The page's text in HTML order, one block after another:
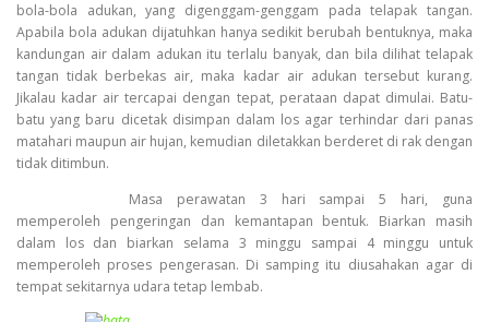
bola-bola adukan, yang digenggam-genggam pada telapak tangan.
Apabila bola adukan dijatuhkan hanya sedikit berubah bentuknya, maka
kandungan air dalam adukan itu terlalu banyak, dan bila dilihat telapak
tangan tidak berbekas air, maka kadar air adukan tersebut kurang.
Jikalau kadar air tercapai dengan tepat, perataan dapat dimulai. Batu-
batu yang baru dicetak disimpan dalam los agar terhindar dari panas
matahari maupun air hujan, kemudian diletakkan berderet di rak dengan
tidak ditimbun.
Masa perawatan 3 hari sampai 5 hari, guna
memperoleh pengeringan dan kemantapan bentuk. Biarkan masih
dalam los dan biarkan selama 3 minggu sampai 4 minggu untuk
memperoleh proses pengerasan. Di samping itu diusahakan agar di
tempat sekitarnya udara tetap lembab.